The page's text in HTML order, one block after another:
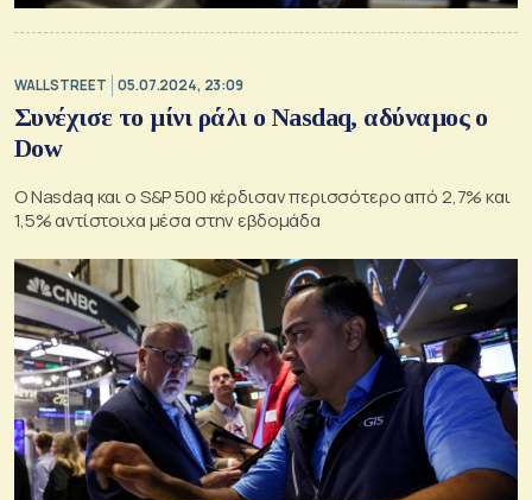
WALL STREET 05.07.2024, 23:09
Συνέχισε το μίνι ράλι ο Nasdaq, αδύναμος ο
Dow
Ο Nasdaq και ο S&P 500 κέρδισαν περισσότερο από 2,7% και
1,5% αντίστοιχα μέσα στην εβδομάδα